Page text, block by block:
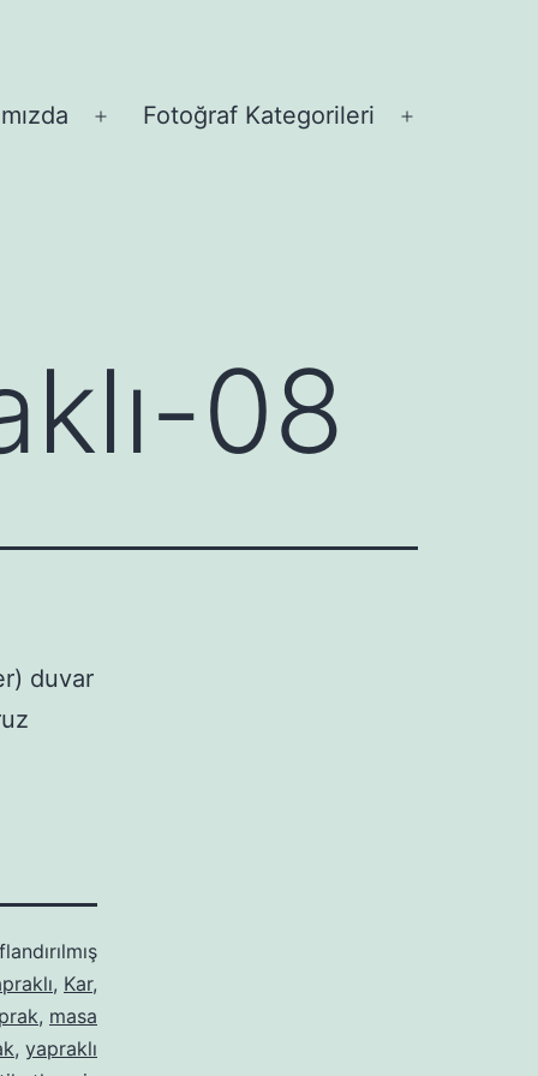
Menüyü
Fotoğraf Kategorileri
08
duvar
, Kar,
, masa
, yapraklı